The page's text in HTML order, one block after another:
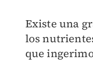
Existe una
los
que